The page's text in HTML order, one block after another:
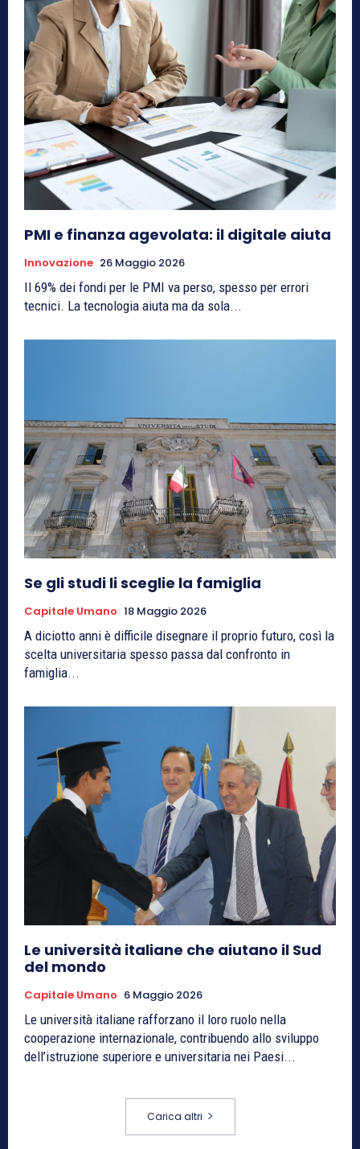
PMI e finanza agevolata: il digitale aiuta
Innovazione 26 Maggio 2026
Il 69% dei fondi per le PMI va perso, spesso per errori
tecnici. La tecnologia aiuta ma da sola...
Se gli studi li sceglie la famiglia
Capitale Umano 18 Maggio 2026
A diciotto anni è difficile disegnare il proprio futuro, così la
scelta universitaria spesso passa dal confronto in
famiglia...
Le università italiane che aiutano il Sud
del mondo
Capitale Umano 6 Maggio 2026
Le università italiane rafforzano il loro ruolo nella
cooperazione internazionale, contribuendo allo sviluppo
dell’istruzione superiore e universitaria nei Paesi...
Carica altri